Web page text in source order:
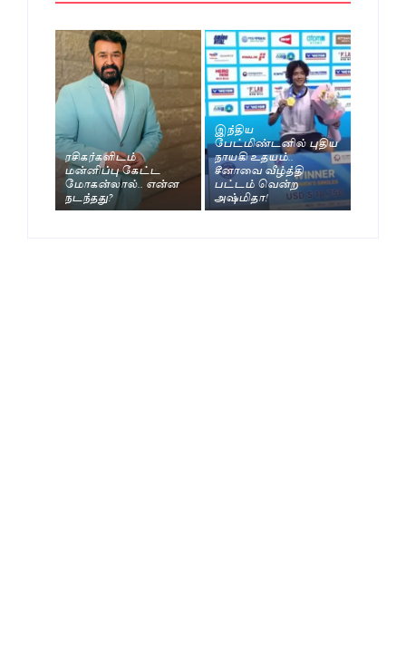
ரசிகர்களிடம்
மன்னிப்பு கேட்ட
மோகன்லால்.. என்ன
நடந்தது?
இந்திய
பேட்மிண்டனில் புதிய
நாயகி உதயம்..
சீனாவை வீழ்த்தி
பட்டம் வென்ற
அஷ்மிதா!